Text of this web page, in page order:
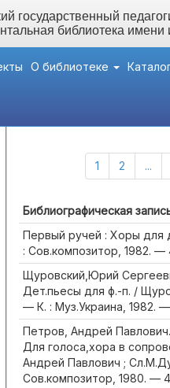
государственный
библиотека
О библиотеке
1 2 ...
Библиографическая
Первый ручей : Хоры
: Сов.композитор, 1982. —
Щуровский,Юрий
Дет.пьесы для ф.-п. /
— К. : Муз.Украина, 1982.
Петров, Андрей
Для голоса,хора в
Андрей Павлович ;
Сов.композитор, 1980. —